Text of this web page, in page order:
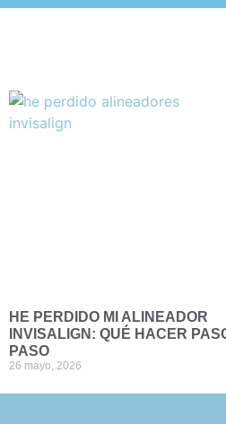
HE PERDIDO MI ALINEADOR
INVISALIGN: QUÉ HACER
PASO
26 mayo, 2026